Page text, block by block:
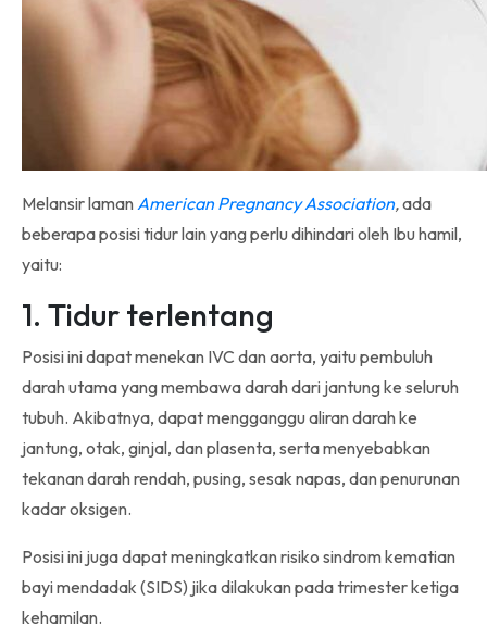
Melansir lamanAmerican Pregnancy Association,ada
beberapa posisi tidur lain yang perlu dihindari oleh Ibu hamil,
yaitu:
1. Tidur terlentang
Posisi ini dapat menekan IVC dan aorta, yaitu pembuluh
darah utama yang membawa darah dari jantung ke seluruh
tubuh. Akibatnya, dapat mengganggu aliran darah ke
jantung, otak, ginjal, dan plasenta, serta menyebabkan
tekanan darah rendah, pusing, sesak napas, dan penurunan
kadar oksigen.
Posisi ini juga dapat meningkatkan risiko sindrom kematian
bayi mendadak (SIDS) jika dilakukan pada trimester ketiga
kehamilan.